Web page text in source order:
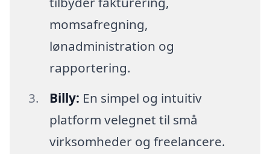
momsafregning,
lønadministration og
rapportering.
Billy: En simpel og intuitiv
platform velegnet til små
virksomheder og freelancere.